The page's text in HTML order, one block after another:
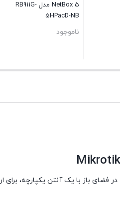
NetBox 5 مدل RB911G-
5HPacD-NB
ناموجود